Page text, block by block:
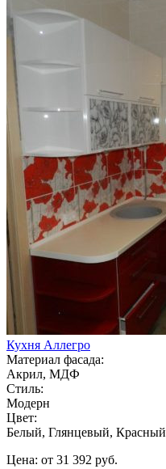
Кухня Аллегро
Материал фасада:
Акрил, МДФ
Стиль:
Модерн
Цвет:
Белый, Глянцевый, Красный
Цена: от 31 392 руб.